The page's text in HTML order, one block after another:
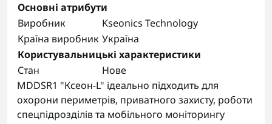
Основні атрибути
Виробник
Kseonics Technology
Країна виробник Україна
Користувальницькі характеристики
Стан
Нове
MDDSR1 "Ксеон-L" ідеально підходить для
охорони периметрів, приватного захисту, роботи
спецпідрозділів та мобільного моніторингу